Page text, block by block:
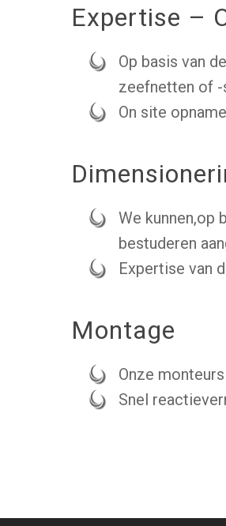
Expertise –
Op basis van
zeefnetten of -
On site
We kunnen,op
bestuderen
Expertise van
Montage
Onze
Snel